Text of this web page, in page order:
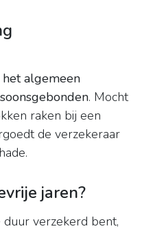
algemeen
. Mocht
raken bij een
de verzekeraar
jaren?
verzekerd bent,